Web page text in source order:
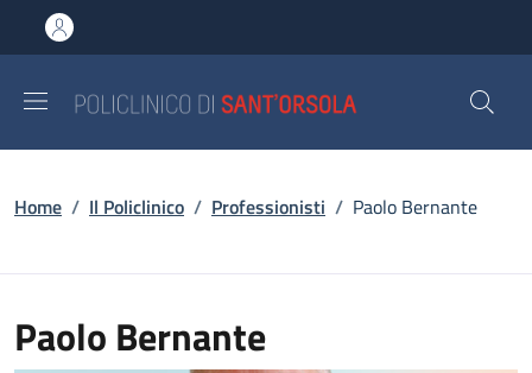
al contenuto principale
to footer content
Briciole di pane
Home / Il Policlinico / Professionisti / Paolo Bernante
Paolo Bernante